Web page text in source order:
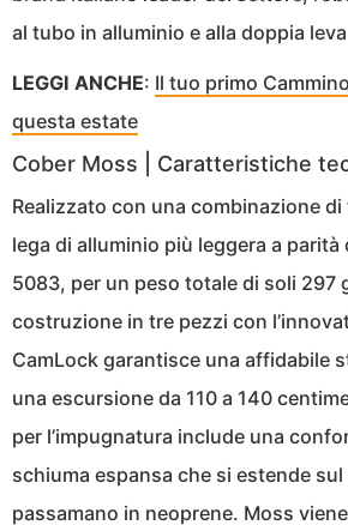
al tubo in alluminio e alla doppia
LEGGI ANCHE: Il tuo primo
questa estate
Cober Moss | Caratteristiche
Realizzato con una combinazione
lega di alluminio più leggera a parità
5083, per un peso totale di soli 297
costruzione in tre pezzi con
CamLock garantisce una affidabile
una escursione da 110 a 140
per l’impugnatura include una
schiuma espansa che si estende
passamano in neoprene. Moss